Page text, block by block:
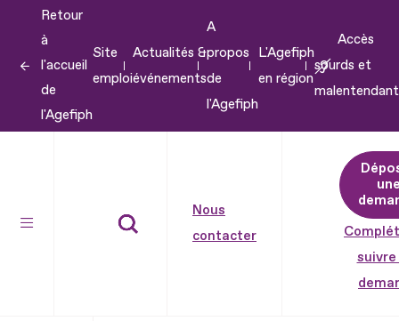
contenu
Retour
à
l'accueil
de
l'Agefiph
Site
emploi
Actualités &
événements
A
propos
de
l'Agefiph
L'Agefiph
en région
Accès
sourds et
Nous
contacter
suivre